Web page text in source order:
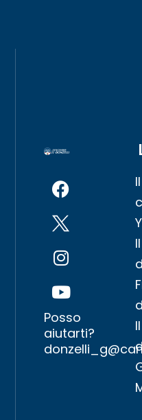
Posso
aiutarti?